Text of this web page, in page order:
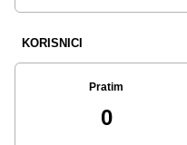
KORISNICI
Pratim
0